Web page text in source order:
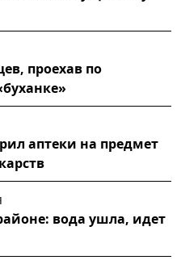
проехав по
аптеки на предмет
вода ушла, идет